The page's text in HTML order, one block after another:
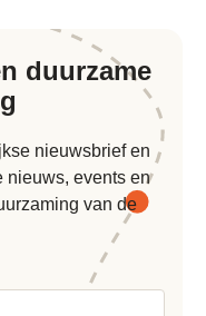
duurzame
nieuwsbrief en
nieuws, events en
van de